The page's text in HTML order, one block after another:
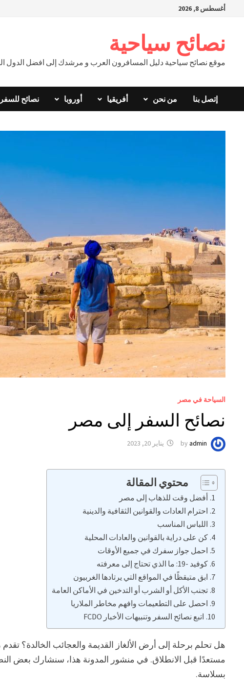
أغسطس 8, 2026
نصائح سياحية
موقع نصائح سياحية دليل المسافرون العرب و مرشدك إلى افضل الدول
إتصل بنا من نحن أفريقيا أوروبا نصائح للسفر
السياحة في مصر
نصائح السفر إلى مصر
by admin يناير 20, 2023
محتوي المقالة
أفضل وقت للذهاب إلى مصر
احترام العادات والقوانين الثقافية والدينية
اللباس المناسب
كن على دراية بالقوانين والعادات المحلية
احمل جواز سفرك في جميع الأوقات
كوفيد -19: ما الذي تحتاج إلى معرفته
ابق متيقظًا في المواقع التي يرتادها الغربيون
تجنب الأكل أو الشرب أو التدخين في الأماكن العامة
احصل على التطعيمات وافهم مخاطر الملاريا
اتبع نصائح السفر وتنبيهات الأخبار FCDO
هل تحلم برحلة إلى أرض الألغاز القديمة والعجائب الخالدة؟
مستعدًا قبل الانطلاق. في منشور المدونة هذا، سنشارك بعض
بسلاسة.